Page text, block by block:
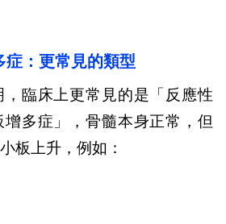
症：更常見的類型
臨床上更常見的是「反應性
增多症」，骨髓本身正常，但
板上升，例如：